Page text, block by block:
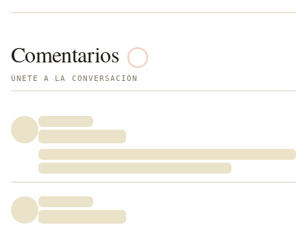
Comentarios
ÚNETE A LA CONVERSACIÓN